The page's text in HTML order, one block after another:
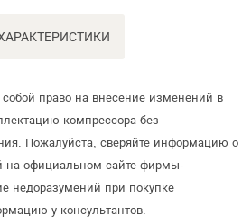
собой право на внесение изменений в
компрессора без
Пожалуйста, сверяйте информацию о
на официальном сайте фирмы-
недоразумений при покупке
у консультантов.